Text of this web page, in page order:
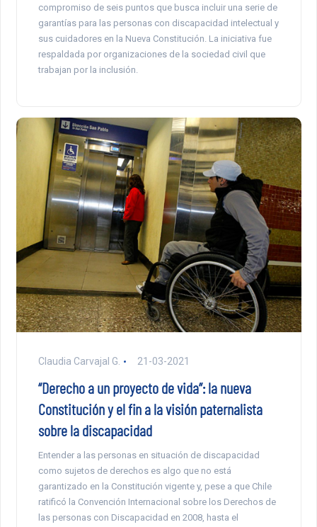
compromiso de seis puntos que busca incluir una serie de
garantías para las personas con discapacidad intelectual y
sus cuidadores en la Nueva Constitución. La iniciativa fue
respaldada por organizaciones de la sociedad civil que
trabajan por la inclusión.
Claudia Carvajal G. 21-03-2021
“Derecho a un proyecto de vida”: la nueva
Constitución y el fin a la visión paternalista
sobre la discapacidad
Entender a las personas en situación de discapacidad
como sujetos de derechos es algo que no está
garantizado en la Constitución vigente y, pese a que Chile
ratificó la Convención Internacional sobre los Derechos de
las personas con Discapacidad en 2008, hasta el